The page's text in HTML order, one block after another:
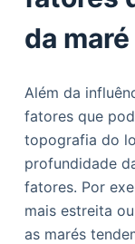
da
Além da
fatores que
topografia do
profundidade
fatores. Por
mais estreita
as marés